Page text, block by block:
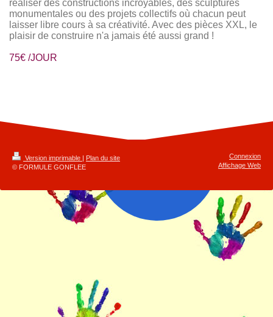
réaliser des constructions incroyables, des sculptures
monumentales ou des projets collectifs où chacun peut
laisser libre cours à sa créativité. Avec des pièces XXL, le
plaisir de construire n'a jamais été aussi grand !
75€ /JOUR
Version imprimable | Plan du site
© FORMULE GONFLEE
Connexion
Affichage Web